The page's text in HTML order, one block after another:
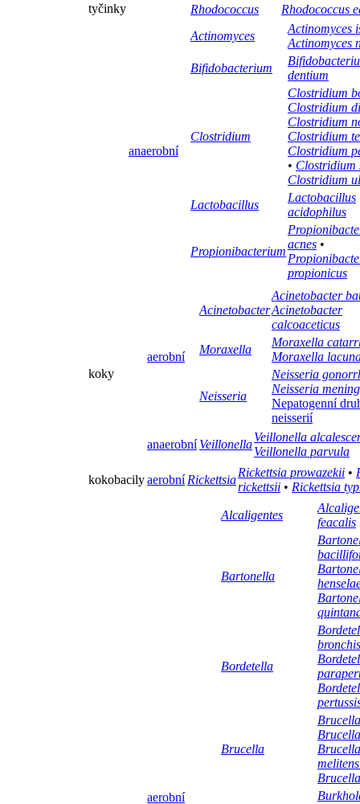
tyčinky
Rhodococcus
Rhodococcus
anaerobní
Actinomyces
Actinomyces
Actinomyces
Bifidobacterium
dentium
Clostridium
Clostridium
Clostridium
Clostridium
Clostridium
Clostridium
• Clostridium
Clostridium
Lactobacillus
Lactobacillus
acidophilus
Propionibacterium
acnes •
propionicus
koky
aerobní
Acinetobacter
Acinetobacter
Acinetobacter
calcoaceticus
Moraxella
Moraxella
Moraxella
Neisseria
Neisseria
Neisseria
Nepatogenní
neisserií
anaerobní Veillonella
Veillonella
Veillonella parvula
kokobacilyaerobní Rickettsia
Rickettsia prowazekii •
rickettsii • Rickettsia
aerobní
Alcaligentes
feacalis
Bartonella
Bordetella
Brucella
Brucella